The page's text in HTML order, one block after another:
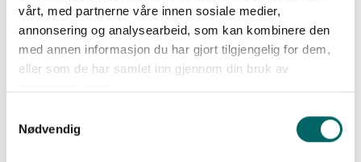
vårt, med partnerne våre innen sosiale medier,
annonsering og analysearbeid, som kan kombinere den
med annen informasjon du har gjort tilgjengelig for dem,
eller som de har samlet inn gjennom din bruk av
Nødvendig
Mulighet for tilvalg
Sett ditt preg på boligen! - Når du kjøper bolig hos oss får du
mulighet til å endre produkter via vår digitale tilvalgsportal, som
eksempelvis vegg, gulv, dører og trapp, og det vil være mulig å
elektro og flis. Dette under forutsetning av at prosjektet ikke har
kommet så langt i prosessen at endringer ikke er mulig å